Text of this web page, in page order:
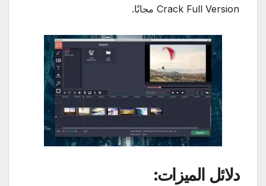
Crack Full Version مجانًا.
دلائل الميزات: